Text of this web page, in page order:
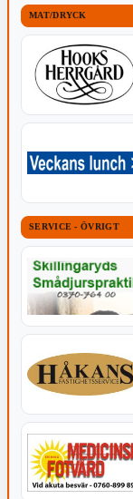
MAT/DRYCK
SERVICE - ÖVRIGT